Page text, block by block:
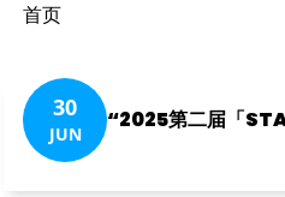
首页
30
JUN
“2025第二届「